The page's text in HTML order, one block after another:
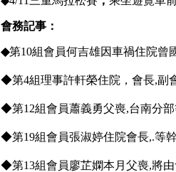
會務記事：
◆第10組會員何吉雄因車禍住院曾
◆第4組理事許軒榮住院，會長,副
◆第12組會員蕭義勇父喪,台南分
◆第19組會員張淑婷住院會長,.等
◆第13組會員廖芷嫻本月父喪,將